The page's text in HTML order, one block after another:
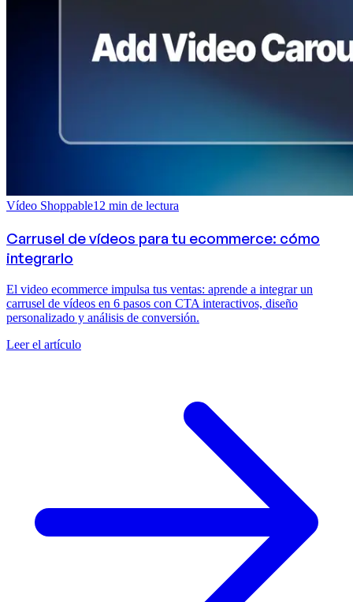
Vídeo Shoppable12 min de lectura
Carrusel de vídeos para tu ecommerce: cómo
integrarlo
El video ecommerce impulsa tus ventas: aprende a integrar un
carrusel de vídeos en 6 pasos con CTA interactivos, diseño
personalizado y análisis de conversión.
Leer el artículo